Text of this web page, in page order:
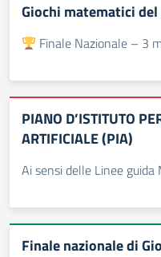
Giochi matematici
Finale Nazionale – 3
PIANO D’ISTITUTO
ARTIFICIALE (PIA)
Ai sensi delle Linee
Finale nazionale di